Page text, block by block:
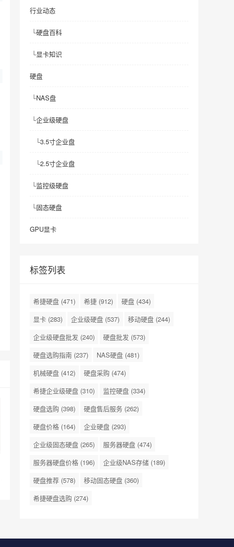
行业动态
└硬盘百科
└显卡知识
硬盘
└NAS盘
└企业级硬盘
└3.5寸企业盘
└2.5寸企业盘
└监控级硬盘
└固态硬盘
GPU显卡
标签列表
希捷硬盘 (471) 希捷 (912) 硬盘 (434)
显卡 (283) 企业级硬盘 (537) 移动硬盘 (244)
企业级硬盘批发 (240) 硬盘批发 (573)
硬盘选购指南 (237) NAS硬盘 (481)
机械硬盘 (412) 硬盘采购 (474)
希捷企业级硬盘 (310) 监控硬盘 (334)
硬盘选购 (398) 硬盘售后服务 (262)
硬盘价格 (164) 企业硬盘 (293)
企业级固态硬盘 (265) 服务器硬盘 (474)
服务器硬盘价格 (196) 企业级NAS存储 (189)
硬盘推荐 (578) 移动固态硬盘 (360)
希捷硬盘选购 (274)